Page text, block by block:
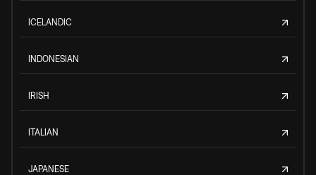
ICELANDIC
INDONESIAN
IRISH
ITALIAN
JAPANESE